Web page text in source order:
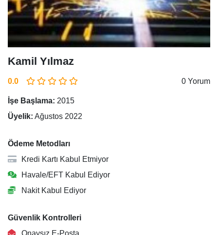
Kamil Yılmaz
0.0 0 Yorum
İşe Başlama: 2015
Üyelik: Ağustos 2022
Ödeme Metodları
Kredi Kartı Kabul Etmiyor
Havale/EFT Kabul Ediyor
Nakit Kabul Ediyor
Güvenlik Kontrolleri
Onaysız E-Posta